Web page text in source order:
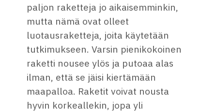
paljon raketteja jo aikaisemminkin,
mutta nämä ovat olleet
luotausraketteja, joita käytetään
tutkimukseen. Varsin pienikokoinen
raketti nousee ylös ja putoaa alas
ilman, että se jäisi kiertämään
maapalloa. Raketit voivat nousta
hyvin korkeallekin, jopa yli